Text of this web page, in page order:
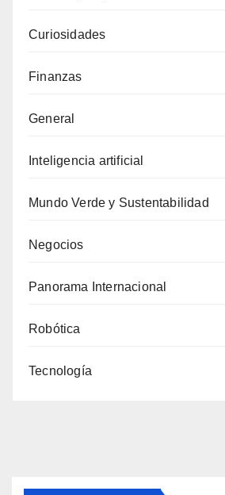
Curiosidades
Finanzas
General
Inteligencia artificial
Mundo Verde y Sustentabilidad
Negocios
Panorama Internacional
Robótica
Tecnología